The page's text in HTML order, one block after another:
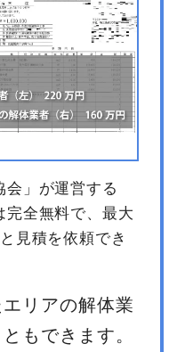
会」が運営する
完全無料で、最大
見積を依頼でき
リアの解体業
もできます。